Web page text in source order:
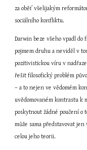
za oběť všelijakým
sociálního konfliktu.
Darwin beze všeho vpadl do
pojmem druhu a neviděl v
pozitivistickou víru v
řešit filosofický problém
– a to nejen ve vědomém
uvědomovaném kontrastu k
poskytnout žádné poučení o
může sama představovat
celou jeho teorii.